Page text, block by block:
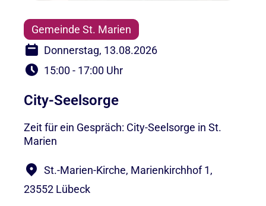
Gemeinde St. Marien
Donnerstag, 13.08.2026
15:00 - 17:00 Uhr
City-Seelsorge
Zeit für ein Gespräch: City-Seelsorge in St.
Marien
St.-Marien-Kirche, Marienkirchhof 1,
23552 Lübeck